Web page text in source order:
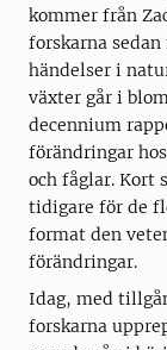
kommer från
forskarna
händelser i
växter går i
decennium
förändringar
och fåglar. Kort
tidigare för de
format den
förändringar.
Idag, med
forskarna